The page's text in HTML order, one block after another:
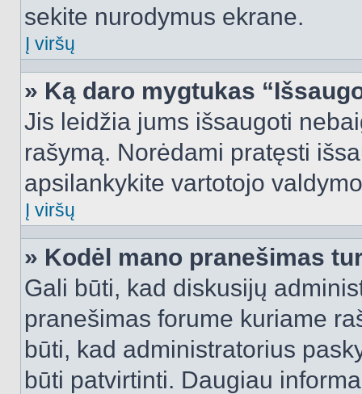
sekite nurodymus ekrane.
Į viršų
» Ką daro mygtukas
Jis leidžia jums išsaugoti
rašymą. Norėdami pratęsti
apsilankykite vartotojo
Į viršų
» Kodėl mano pranešimas
Gali būti, kad diskusijų
pranešimas forume kuriame
būti, kad administratorius
būti patvirtinti. Daugiau